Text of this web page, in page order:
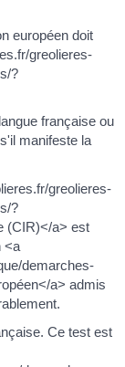
européen doit
greolieres-
?
française ou
manifeste la
greolieres-
?
(CIR)</a> est
<a
demarches-
a> admis
Ce test est